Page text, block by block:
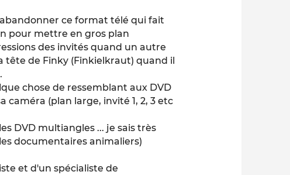
ce format télé qui fait
pour mettre en gros plan
des invités quand un autre
tête de Finky (Finkielkraut) quand il
chose de ressemblant aux DVD
(plan large, invité 1, 2, 3 etc
DVD multiangles ... je sais très
documentaires animaliers)
et d'un spécialiste de